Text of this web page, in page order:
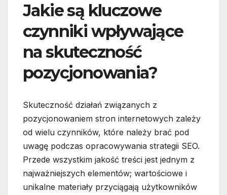
Jakie są kluczowe
czynniki wpływające
na skuteczność
pozycjonowania?
Skuteczność działań związanych z
pozycjonowaniem stron internetowych zależy
od wielu czynników, które należy brać pod
uwagę podczas opracowywania strategii SEO.
Przede wszystkim jakość treści jest jednym z
najważniejszych elementów; wartościowe i
unikalne materiały przyciągają użytkowników